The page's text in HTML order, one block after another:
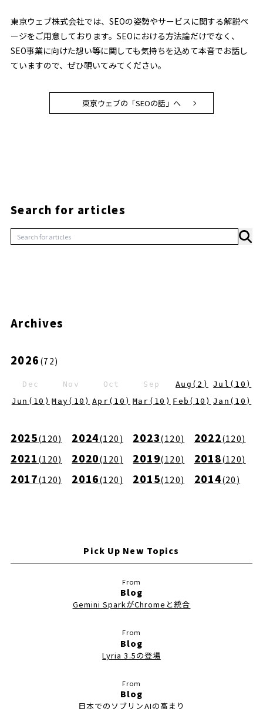
東京ウェブ株式会社では、SEOの姿勢やサービスに関する解説ペ
ージをご用意しております。SEOにおける方法論だけでなく、
SEO事業に向けた想い等に関しても気持ちを込めて本音でお話し
ていますので、ぜひ覗いてみてください。
東京ウェブの「SEOの話」へ
Search for articles
Archives
2026 (72)
Dec Nov Oct Sep Aug ( 2 ) Jul ( 10 )
Jun ( 10 ) May ( 10 ) Apr ( 10 ) Mar ( 10 ) Feb ( 10 ) Jan ( 10 )
2025(120) 2024(120 ) 2023(120) 2022(120)
2021 (120) 2020(120 ) 2019(120) 2018(120)
2017(120) 2016(120 ) 2015(120) 2014(20 )
Pick Up New Topics
Blog
Gemini SparkがChromeと統合
Blog
Lyria 3.5の登場
Blog
日本でのソブリンAIの高まり